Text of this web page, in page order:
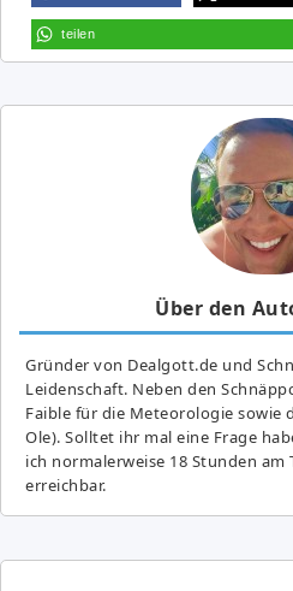
teilen
Über den
Gründer von Dealgott.de und
Leidenschaft. Neben den
Fai­ble für die Meteorologie sowie
Ole). Solltet ihr mal eine Frage
ich normalerweise 18 Stunden am
erreichbar.